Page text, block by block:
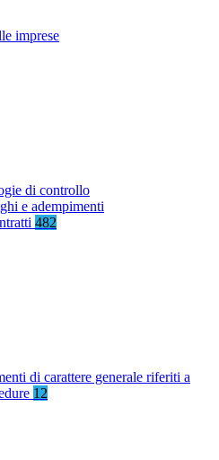
imprese
di controllo
e adempimenti
482
di carattere generale riferiti a
12